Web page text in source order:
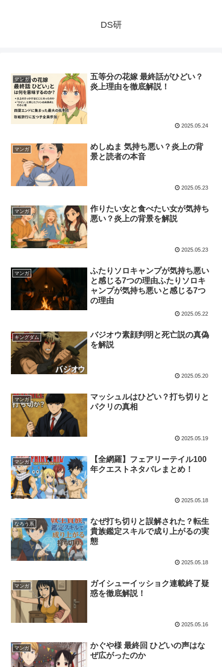
DS研
マンガ
五等分の花嫁 最終話がひどい？
炎上理由を徹底解説！
2025.05.24
マンガ
めしぬま 気持ち悪い？炎上の背
景と読者の本音
2025.05.23
マンガ
作りたい女と食べたい女が気持ち
悪い？炎上の背景を解説
2025.05.23
マンガ
ふたりソロキャンプが気持ち悪い
と感じる7つの理由ふたりソロキ
ャンプが気持ち悪いと感じる7つ
の理由
2025.05.22
キングダム
バジオウ素顔判明と死亡説の真偽
を解説
2025.05.20
マンガ
マッシュルはひどい？打ち切りと
パクリの真相
2025.05.19
マンガ
【全網羅】フェアリーテイル100
年クエストネタバレまとめ！
2025.05.18
なろう系
なぜ打ち切りと誤解された？転生
貴族鑑定スキルで成り上がるの実
態
2025.05.18
マンガ
ガイシューイッショク連載終了疑
惑を徹底解説！
2025.05.16
マンガ
かぐや様 最終回 ひどいの声はな
ぜ広がったのか